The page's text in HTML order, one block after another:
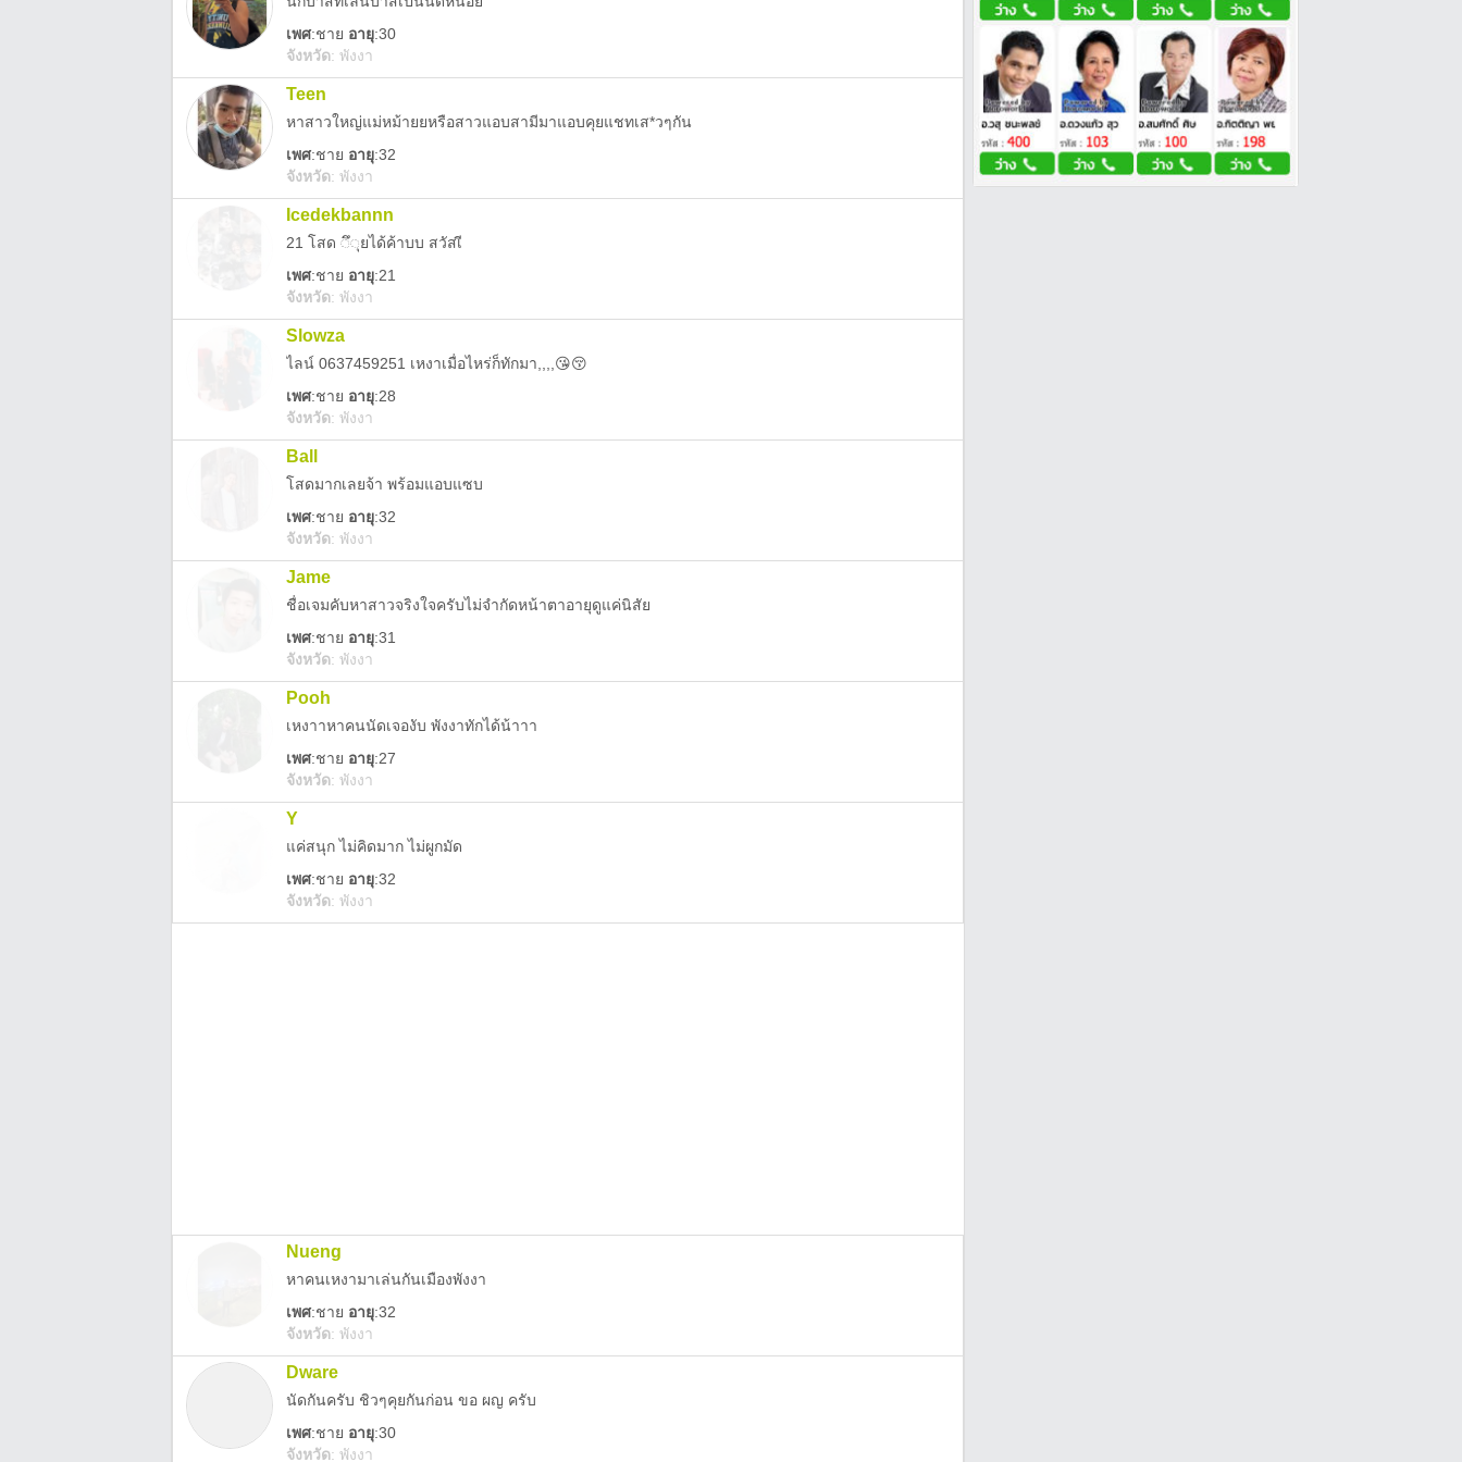
เพศ:ชาย อายุ:30
จังหวัด: พังงา
Teen
หาสาวใหญ่แม่หม้ายยหรือสาวแอบสามีมาแอบคุยแชทเส*วๆกัน
เพศ:ชาย อายุ:32
จังหวัด: พังงา
Icedekbannn
21 โสด ◌ึ◌ุยได้ค้าบบ สวัสเี
เพศ:ชาย อายุ:21
จังหวัด: พังงา
Slowza
ไลน์ 0637459251 เหงาเมื่อไหร่ก็ทักมา,,,,😘😚
เพศ:ชาย อายุ:28
จังหวัด: พังงา
Ball
โสดมากเลยจ้า พร้อมแอบแซบ
เพศ:ชาย อายุ:32
จังหวัด: พังงา
Jame
ชื่อเจมคับหาสาวจริงใจครับไม่จำกัดหน้าตาอายุดูแค่นิสัย
เพศ:ชาย อายุ:31
จังหวัด: พังงา
Pooh
เหงาาหาคนนัดเจองับ พังงาทักได้น้าาา
เพศ:ชาย อายุ:27
จังหวัด: พังงา
Y
แค่สนุก ไม่คิดมาก ไม่ผูกมัด
เพศ:ชาย อายุ:32
จังหวัด: พังงา
Nueng
หาคนเหงามาเล่นกันเมืองพังงา
เพศ:ชาย อายุ:32
จังหวัด: พังงา
Dware
นัดกันครับ ชิวๆคุยกันก่อน ขอ ผญ ครับ
เพศ:ชาย อายุ:30
จังหวัด: พังงา